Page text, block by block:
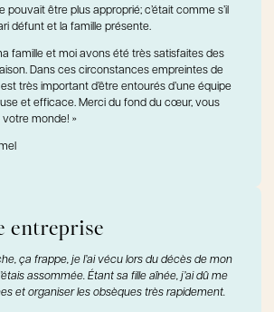
pouvait être plus approprié; c’était comme s’il
défunt et la famille présente.
famille et moi avons été très satisfaites des
Dans ces circonstances empreintes de
très important d’être entourés d’une équipe
et efficace. Merci du fond du cœur, vous
monde! »
entreprise
ça frappe, je l’ai vécu lors du décès de mon
assommée. Étant sa fille aînée, j’ai dû me
et organiser les obsèques très rapidement.